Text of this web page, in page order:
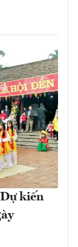
kiến